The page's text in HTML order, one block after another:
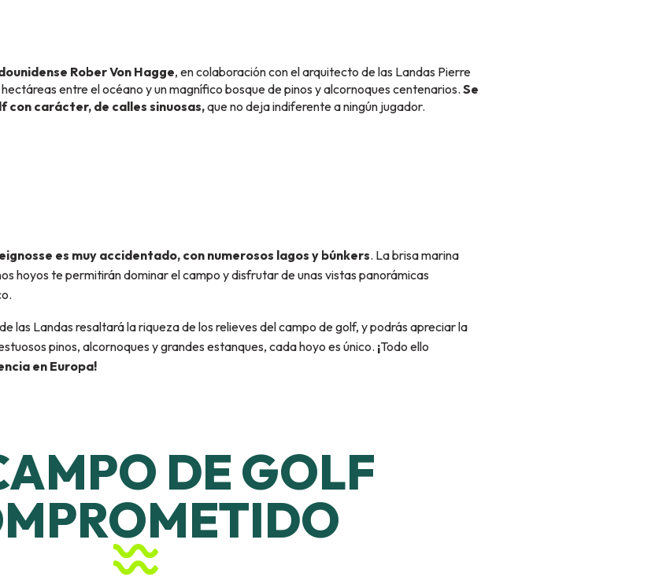
Rober Von Hagge, en colaboración con el arquitecto de las Landas Pierre
entre el océano y un magnífico bosque de pinos y alcornoques centenarios. Se
con carácter, de calles sinuosas,que no deja indiferente a ningún jugador.
es muy accidentado, con numerosos lagos y búnkers. La brisa marina
hoyos te permitirán dominar el campo y disfrutar de unas vistas panorámicas
las Landas resaltará la riqueza de los relieves del campo de golf, y podrás apreciar la
pinos, alcornoques y grandes estanques, cada hoyo es único. ¡Todo ello
en Europa!
DE GOLF